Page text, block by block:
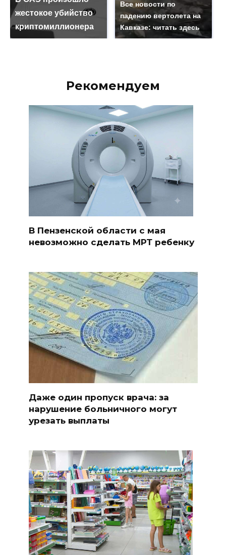
жестокое убийство
криптомиллионера
Все новости по
падению вертолета на
Кавказе: читать здесь
Рекомендуем
В Пензенской области с мая
невозможно сделать МРТ ребенку
Даже один пропуск врача: за
нарушение больничного могут
урезать выплаты